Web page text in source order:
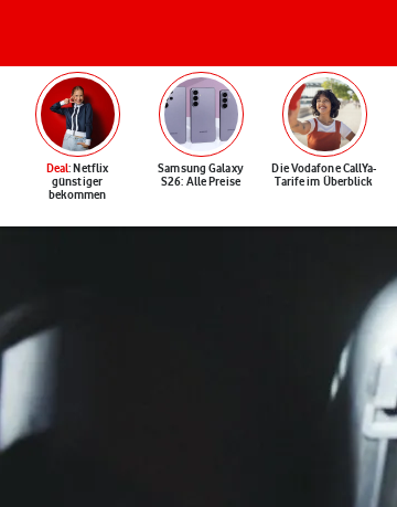
Deal: Netflix
günstiger
bekommen
Samsung Galaxy
S26: Alle Preise
Die Vodafone CallYa-
Tarife im Überblick